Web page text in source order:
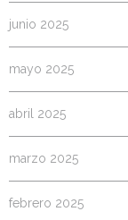
junio 2025
mayo 2025
abril 2025
marzo 2025
febrero 2025